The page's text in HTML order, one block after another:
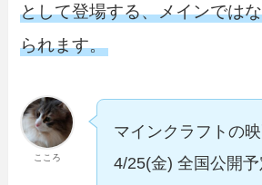
として登場する、メインでは
られます。
こころ
マインクラフトの映
4/25(金) 全国公開予